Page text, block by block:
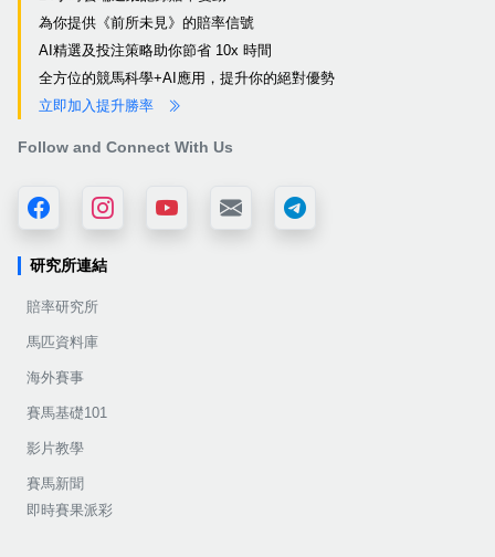
為你提供《前所未見》的賠率信號
AI精選及投注策略助你節省 10x 時間
全方位的競馬科學+AI應用，提升你的絕對優勢
立即加入提升勝率
Follow and Connect With Us
研究所連結
賠率研究所
馬匹資料庫
海外賽事
賽馬基礎101
影片教學
賽馬新聞
即時賽果派彩